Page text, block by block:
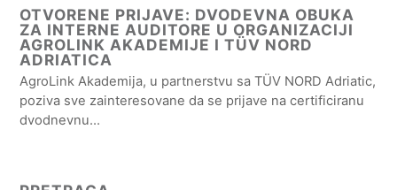
OTVORENE PRIJAVE: DVODEVNA OBUKA
ZA INTERNE AUDITORE U ORGANIZACIJI
AGROLINK AKADEMIJE I TÜV NORD
ADRIATICA
AgroLink Akademija, u partnerstvu sa TÜV NORD Adriatic,
poziva sve zainteresovane da se prijave na certificiranu
dvodnevnu…